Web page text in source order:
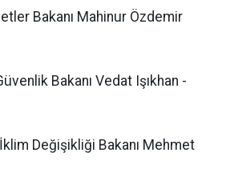
Bakanı Mahinur Özdemir
Bakanı Vedat Işıkhan -
Değişikliği Bakanı Mehmet